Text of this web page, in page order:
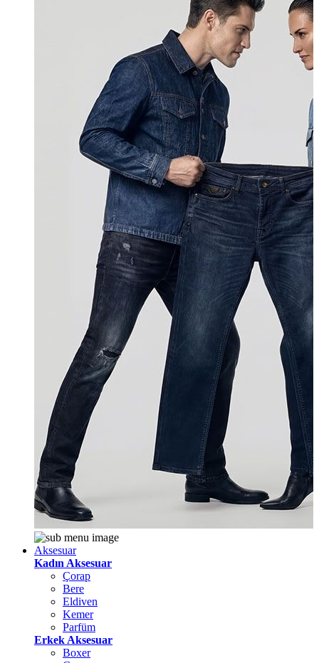
Aksesuar
Kadın Aksesuar
Çorap
Bere
Eldiven
Kemer
Parfüm
Erkek Aksesuar
Boxer